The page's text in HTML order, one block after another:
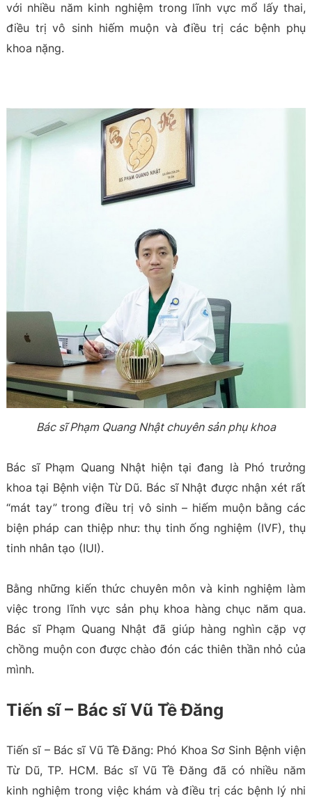
với nhiều năm kinh nghiệm trong lĩnh vực mổ lấy thai,
điều trị vô sinh hiếm muộn và điều trị các bệnh phụ
khoa nặng.
Bác sĩ Phạm Quang Nhật chuyên sản phụ khoa
Bác sĩ Phạm Quang Nhật hiện tại đang là Phó trưởng
khoa tại Bệnh viện Từ Dũ. Bác sĩ Nhật được nhận xét rất
“mát tay” trong điều trị vô sinh – hiếm muộn bằng các
biện pháp can thiệp như: thụ tinh ống nghiệm (IVF), thụ
tinh nhân tạo (IUI).
Bằng những kiến thức chuyên môn và kinh nghiệm làm
việc trong lĩnh vực sản phụ khoa hàng chục năm qua.
Bác sĩ Phạm Quang Nhật đã giúp hàng nghìn cặp vợ
chồng muộn con được chào đón các thiên thần nhỏ của
mình.
Tiến sĩ – Bác sĩ Vũ Tề Đăng
Tiến sĩ – Bác sĩ Vũ Tề Đăng: Phó Khoa Sơ Sinh Bệnh viện
Từ Dũ, TP. HCM. Bác sĩ Vũ Tề Đăng đã có nhiều năm
kinh nghiệm trong việc khám và điều trị các bệnh lý nhi